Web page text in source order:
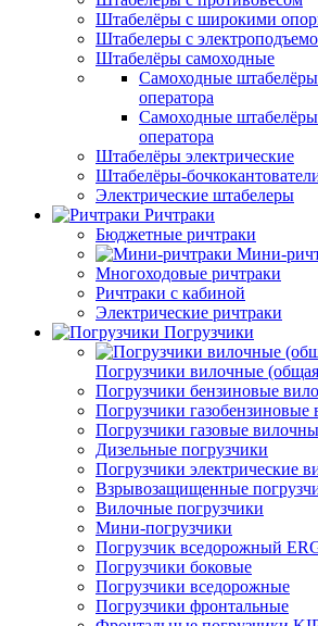
Штабелёры с широкими
Штабелеры с
Штабелёры самоходные
Самоходные
оператора
Самоходные
оператора
Штабелёры электрические
Штабелёры-
Электрические штабелеры
Ричтраки
Бюджетные ричтраки
Мини-
Многоходовые ричтраки
Ричтраки с кабиной
Электрические ричтраки
Погрузчики
Погрузчики вилочные
Погрузчики бензиновые
Погрузчики газобензиновые
Погрузчики газовые
Дизельные погрузчики
Погрузчики электрические
Взрывозащищенные
Вилочные погрузчики
Мини-погрузчики
Погрузчик вседорожный
Погрузчики боковые
Погрузчики вседорожные
Погрузчики фронтальные